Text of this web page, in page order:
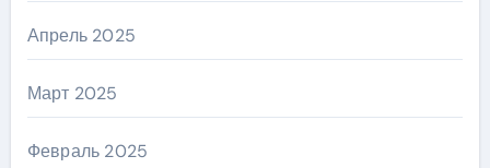
Апрель 2025
Март 2025
Февраль 2025